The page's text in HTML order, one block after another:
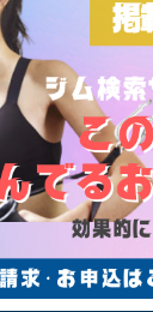
BEYOND KINSHICHO
パーソナルジム